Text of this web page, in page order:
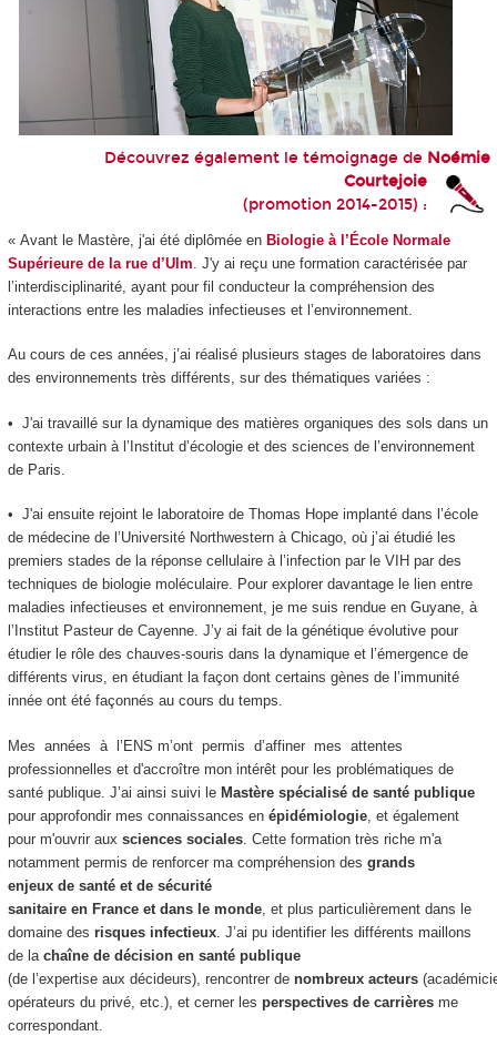
Découvrez également le témoignage de Noémie
Courtejoie
(promotion 2014-2015) :
« Avant le Mastère, j'ai été diplômée en Biologie à l’École Normale
Supérieure de la rue d’Ulm . J'y ai reçu une formation caractérisée par
l’interdisciplinarité, ayant pour fil conducteur la compréhension des
interactions entre les maladies infectieuses et l’environnement.
Au cours de ces années, j’ai réalisé plusieurs stages de laboratoires dans
des environnements très différents, sur des thématiques variées :
• J'ai travaillé sur la dynamique des matières organiques des sols dans un
contexte urbain à l’Institut d’écologie et des sciences de l’environnement
de Paris.
• J'ai ensuite rejoint le laboratoire de Thomas Hope implanté dans l’école
de médecine de l’Université Northwestern à Chicago, où j’ai étudié les
premiers stades de la réponse cellulaire à l’infection par le VIH par des
techniques de biologie moléculaire. Pour explorer davantage le lien entre
maladies infectieuses et environnement, je me suis rendue en Guyane, à
l’Institut Pasteur de Cayenne. J’y ai fait de la génétique évolutive pour
étudier le rôle des chauves-souris dans la dynamique et l’émergence de
différents virus, en étudiant la façon dont certains gènes de l’immunité
innée ont été façonnés au cours du temps.
Mes années à l’ENS m’ont permis d’affiner mes attentes
professionnelles et d'accroître mon intérêt pour les problématiques de
santé publique. J’ai ainsi suivi le Mastère spécialisé de santé publique
pour approfondir mes connaissances en épidémiologie, et également
pour m'ouvrir aux sciences sociales. Cette formation très riche m'a
notamment permis de renforcer ma compréhension des grands
enjeux de santé et de sécurité
sanitaire en France et dans le monde, et plus particulièrement dans le
domaine des risques infectieux. J’ai pu identifier les différents maillons
de la chaîne de décision en santé publique
(de l’expertise aux décideurs), rencontrer de nombreux acteurs
opérateurs du privé, etc.), et cerner les perspectives de carrièresme
correspondant.